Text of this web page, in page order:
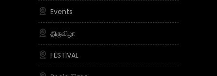
Events
திருவிழா
FESTIVAL